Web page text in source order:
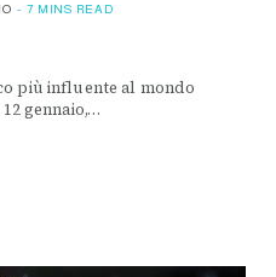
7 MINS READ
più influente al mondo
gennaio,…